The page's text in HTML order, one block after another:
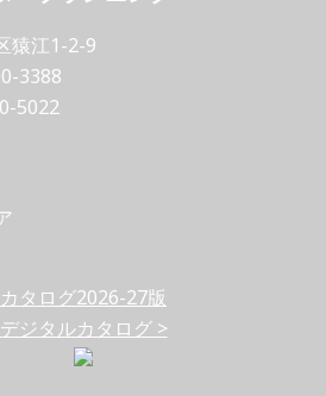
猿江1-2-9
3388
5022
カタログ2026-27版
デジタルカタログ >